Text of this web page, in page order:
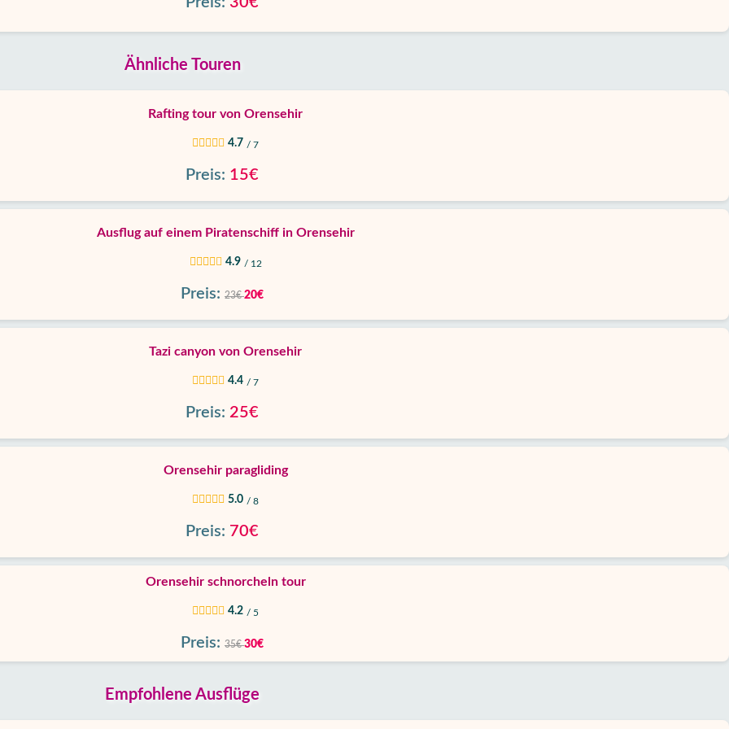
Ähnliche Touren
Rafting tour von Orensehir
4.7 / 7
Preis: 15€
Ausflug auf einem Piratenschiff in Orensehir
4.9 / 12
Preis: 23€20€
Tazi canyon von Orensehir
4.4 / 7
Preis: 25€
Orensehir paragliding
5.0 / 8
Preis: 70€
Orensehir schnorcheln tour
4.2 / 5
Preis: 35€30€
Empfohlene Ausflüge